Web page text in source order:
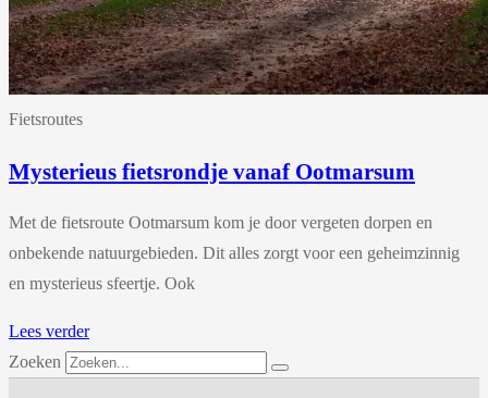
Fietsroutes
Mysterieus fietsrondje vanaf Ootmarsum
Met de fietsroute Ootmarsum kom je door vergeten dorpen en
onbekende natuurgebieden. Dit alles zorgt voor een geheimzinnig
en mysterieus sfeertje. Ook
Lees verder
Zoeken